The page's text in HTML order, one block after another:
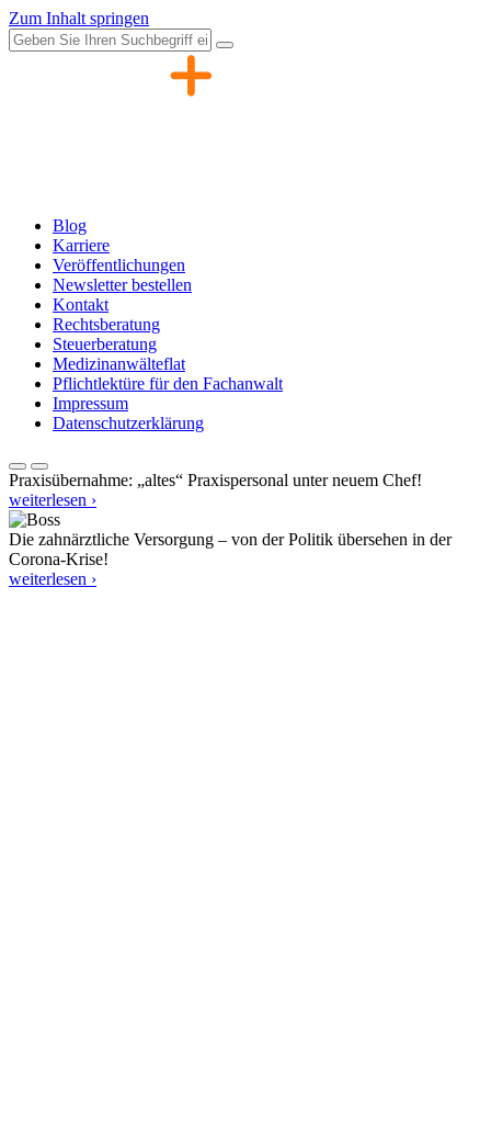
Zum Inhalt springen
Blog
Karriere
Veröffentlichungen
Newsletter bestellen
Kontakt
Rechtsberatung
Steuerberatung
Medizinanwälteflat
Pflichtlektüre für den Fachanwalt
Impressum
Datenschutzerklärung
Praxisübernahme: „altes“ Praxispersonal unter neuem Chef!
weiterlesen ›
Die zahnärztliche Versorgung – von der Politik übersehen in der
Corona-Krise!
weiterlesen ›